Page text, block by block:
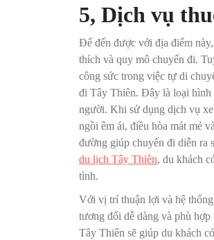
5, Dịch vụ
Để đến được với địa điểm
thích và quy mô chuyến đi.
công sức trong việc tự di
đi Tây Thiên. Đây là loại hình
người. Khi sử dụng dịch vụ
ngồi êm ái, điều hòa mát mẻ
đường giúp chuyến đi diễn ra
du lịch Tây Thiên, du khách
tình.
Với vị trí thuận lợi và hệ
tương đối dễ dàng và phù
Tây Thiên sẽ giúp du khách